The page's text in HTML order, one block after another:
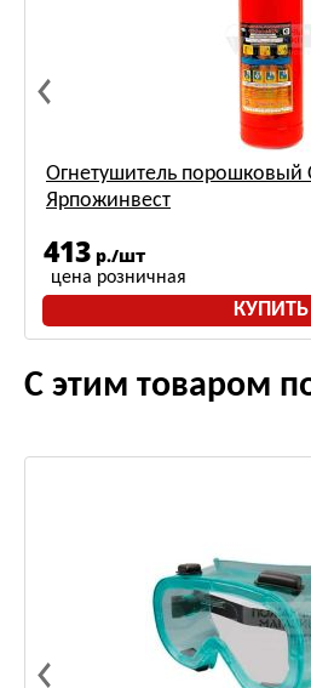
Огнетушитель порошковый
Ярпожинвест
413 р./шт
цена розничная
КУПИТЬ
С этим товаром